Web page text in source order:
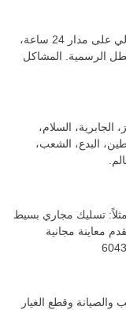
نعم. شركة سينسبري توفر خدمة فني صحي حولي على مدار 24 ساعة،
الرسمية. المشاكل
السلام،
البدع، الشعب،
تسليك مجاري بسيط
مرحاض من 15 د.ك. نقدم معاينة مجانية
وقطع الغيار